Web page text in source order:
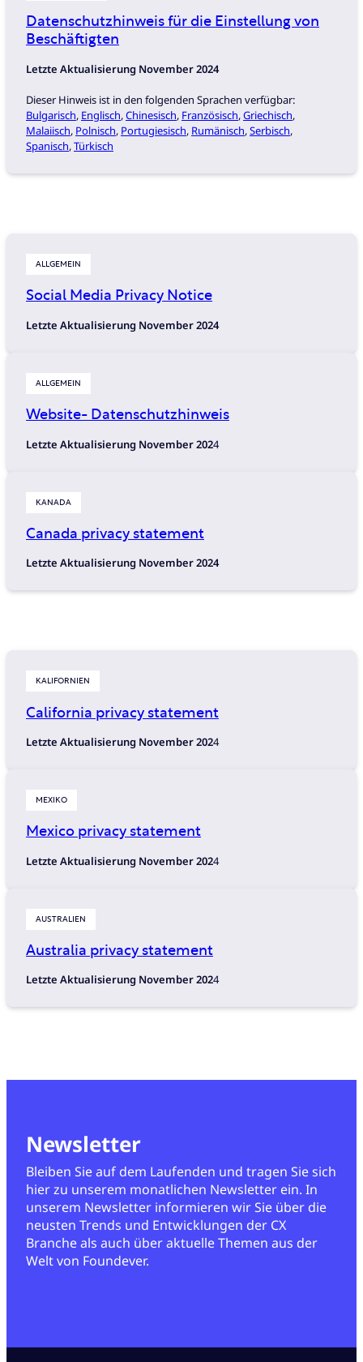
Datenschutzhinweis für die Einstellung von
Beschäftigten
Letzte Aktualisierung November 2024
Dieser Hinweis ist in den folgenden Sprachen verfügbar:
Bulgarisch, Englisch,Chinesisch, Französisch,Griechisch,
Malaiisch, Polnisch, Portugiesisch, Rumänisch,Serbisch,
Spanisch,Türkisch
ALLGEMEIN
Social Media Privacy Notice
Letzte Aktualisierung November 2024
ALLGEMEIN
Website- Datenschutzhinweis
Letzte Aktualisierung November 2024
KANADA
Canada privacy statement
Letzte Aktualisierung November 2024
KALIFORNIEN
California privacy statement
Letzte Aktualisierung November 2024
MEXIKO
Mexico privacy statement
Letzte Aktualisierung November 2024
AUSTRALIEN
Australia privacy statement
Letzte Aktualisierung November 2024
Newsletter
Bleiben Sie auf dem Laufenden und tragen Sie sich
hier zu unserem monatlichen Newsletter ein. In
unserem Newsletter informieren wir Sie über die
neusten Trends und Entwicklungen der CX
Branche als auch über aktuelle Themen aus der
Welt von Foundever.